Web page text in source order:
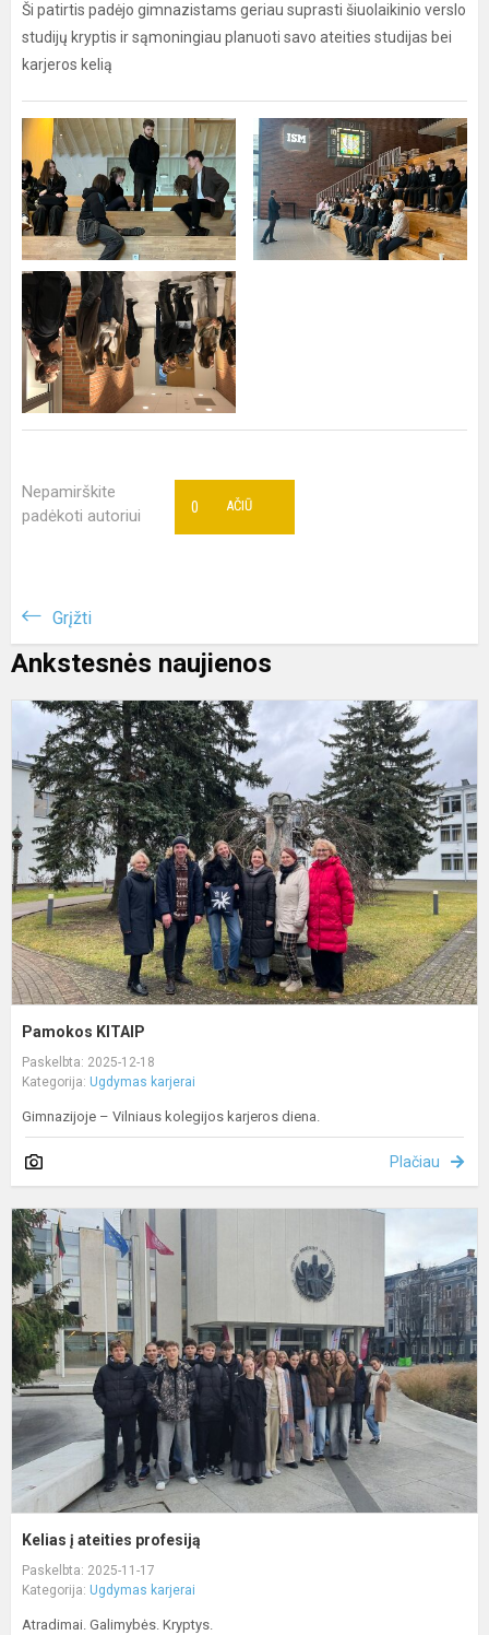
Ši patirtis padėjo gimnazistams geriau suprasti šiuolaikinio verslo
studijų kryptis ir sąmoningiau planuoti savo ateities studijas bei
karjeros kelią
Nepamirškite
padėkoti autoriui
AČIŪ
0
Grįžti
Ankstesnės naujienos
Pamokos KITAIP
Paskelbta: 2025-12-18
Kategorija: Ugdymas karjerai
Gimnazijoje – Vilniaus kolegijos karjeros diena.
Plačiau
Kelias į ateities profesiją
Paskelbta: 2025-11-17
Kategorija: Ugdymas karjerai
Atradimai. Galimybės. Kryptys.